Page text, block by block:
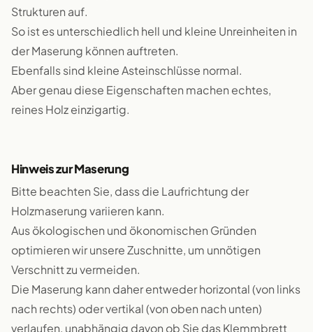
Strukturen auf.
So ist es unterschiedlich hell und kleine Unreinheiten in
der Maserung können auftreten.
Ebenfalls sind kleine Asteinschlüsse normal.
Aber genau diese Eigenschaften machen echtes,
reines Holz einzigartig.
Hinweis zur Maserung
Bitte beachten Sie, dass die Laufrichtung der
Holzmaserung variieren kann.
Aus ökologischen und ökonomischen Gründen
optimieren wir unsere Zuschnitte, um unnötigen
Verschnitt zu vermeiden.
Die Maserung kann daher entweder horizontal (von links
nach rechts) oder vertikal (von oben nach unten)
verlaufen, unabhängig davon ob Sie das Klemmbrett